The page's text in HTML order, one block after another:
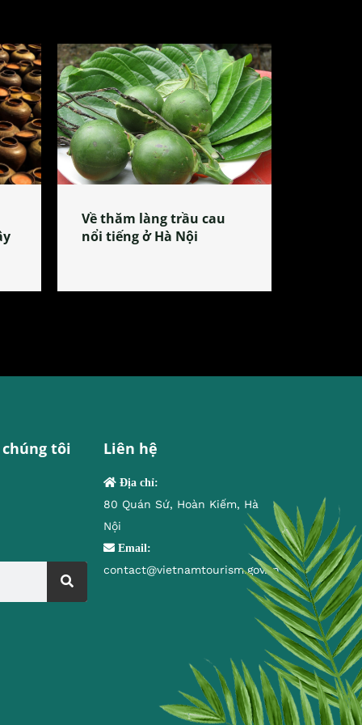
Về thăm làng trầu cau
nổi tiếng ở Hà Nội
tôi Liên hệ
Địa chỉ:
80 Quán Sứ, Hoàn Kiếm, Hà
Nội
Email:
contact@vietnamtourism.gov.vn